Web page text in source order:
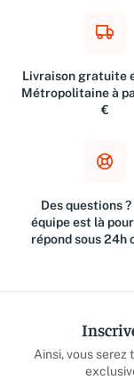
Livraison gratuite
Métropolitaine à
€
Des questions
équipe est là
répond sous 24h
Ainsi, vous serez